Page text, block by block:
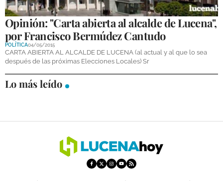
OCIO
COFRADÍAS
DEPORTES
COMPETICIONES
OPINIÓN
VENTANA CIUDADANA
Opinión: "Carta abierta al alcalde de Lucena",
por Francisco Bermúdez Cantudo
POLÍTICA04/05/2015
CARTA ABIERTA AL ALCALDE DE LUCENA (al actual y al que lo sea
después de las próximas Elecciones Locales) Sr
Lo más leído